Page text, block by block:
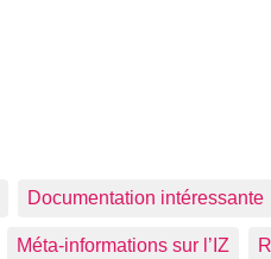
Documentation intéressante
Méta-informations sur l’IZ